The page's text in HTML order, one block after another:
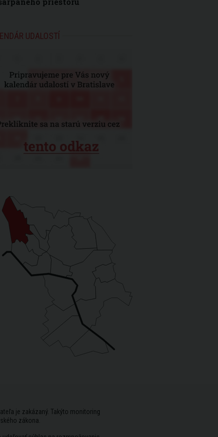
UDALOSTÍ
je zakázaný. Takýto monitoring
zákona.